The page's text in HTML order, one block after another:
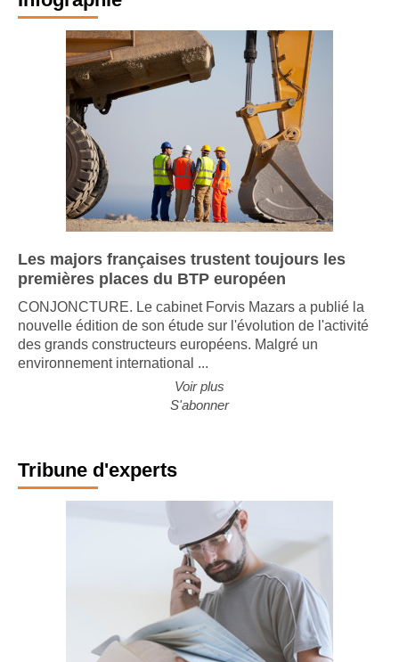
Infographie
Les majors françaises trustent toujours les
premières places du BTP européen
CONJONCTURE. Le cabinet Forvis Mazars a publié la
nouvelle édition de son étude sur l'évolution de l'activité
des grands constructeurs européens. Malgré un
Voir plus
Tribune d'experts